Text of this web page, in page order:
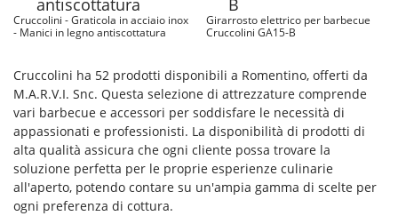
Cruccolini - Graticola in acciaio inox
- Manici in legno antiscottatura
Girarrosto elettrico per barbecue
Cruccolini GA15-B
Cruccolini ha 52 prodotti disponibili a Romentino, offerti da
M.A.R.V.I. Snc. Questa selezione di attrezzature comprende
vari barbecue e accessori per soddisfare le necessità di
appassionati e professionisti. La disponibilità di prodotti di
alta qualità assicura che ogni cliente possa trovare la
soluzione perfetta per le proprie esperienze culinarie
all'aperto, potendo contare su un'ampia gamma di scelte per
ogni preferenza di cottura.